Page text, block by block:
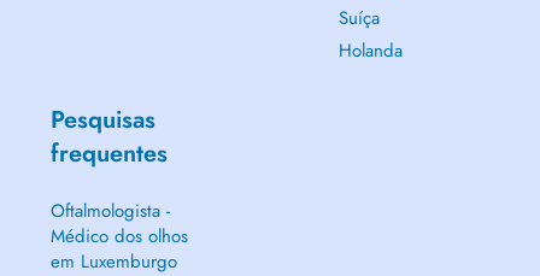
Suíça
Holanda
Pesquisas
frequentes
Oftalmologista -
Médico dos olhos
em Luxemburgo